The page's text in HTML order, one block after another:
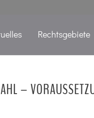
Rechtsgebiete
–